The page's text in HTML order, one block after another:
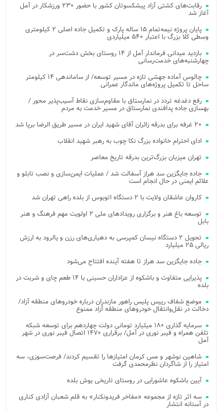
رقابت‌های کشتی آزاد پیشکسوتان کشور با حضور ۲۳۰ ورزشکار در آمل
آغاز شد
پایان پروژه نیمه‌تمام ۱۵ ساله پارک و تکمیل جاده اصلی ۲ کیلومتری
وسطی کلا بزرگ با اعتبار ۵۴۰ میلیاردی
بازدید میدانی فرماندار آمل از ۱۴ روستای بخش دشت‌سر در
چهارشنبه‌های خدمت‌رسانی
چالوس آماده جهشی تازه در مسیر توسعه/ از ساماندهی ۱۴ کیلومتر
ساحل تا تکمیل پروژه‌های ماندگار عمرانی
رفع دغدغه تردد در نمارستاق با مقاوم‌سازی نقاط آسیب‌پذیر محور /
بهسازی جاده پدافندی نمارستاق در مسیر خدمت به مردم
۲۰ غرفه برای بدرقه زائران آقای شهید ایران در مسیر طریق الرضا برپا شد
ادای احترام خانواده بزرگ نکا چوب به رهبر شهید انقلاب
تهران میزبان بزرگ‌ترین بدرقه تاریخ معاصر
جاده جایگزین سد هراز آسفالت شد / عملیات ایمن‌سازی و نصب تابلو و
علائم ایمنی در حال انجام است
کاروان عاشقان ولایت با ۲ دستگاه اتوبوس از بلده راهی تهران شد
توسعه باغ هنر و برگزاری رویدادهای ملی ۲ اولویت مهم فرهنگ و هنر
بابل
تحویل ۲ دستگاه نیسان کمپرسی به دهیاری‌های رزن و یالرود به ارزش
ریالی ۲۵ میلیارد
جاده جایگزین سد هراز تا هفته آینده افتتاح می‌شود
پذیرایی متفاوت و باشکوه از عزاداران حسینی با ۱۴ طعم چای و شربت در
بلده
موضع شفاف رییس پلیس راهور مازندران درباره خودروهای منطقه آزاد/
دخالت در نقل‌وانتقال خودروهای منطقه آزاد ممنوع
سرمایه گذاری ۱۸۰ میلیارد تومانی دولت چهاردهم برای توسعه شبکه
تلفن همراه و فیبر نوری در آمل/ برقراری ۱۴۷۰ اتصال فیبر نوری در شهر
آمل
شاهین نوشهر و مس کرمان امتیازها را تقسیم کردند/ فرصت‌سوزی، سه
امتیاز را از شاگردان نظرمحمدی گرفت
آیین باشکوه عاشورایی در روستای تاریخی یوش بلده
سه اثر تازه از مجموعه «مفاخر فریدونکنار» به قلم شعبان آزادی کناری
در آستانه انتشار